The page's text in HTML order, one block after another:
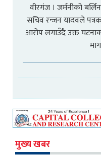
वीरगंज । जर्मनीको
सचिव रन्जन यादवले
आरोप लगाउँदै उक्त
मुख्य खबर